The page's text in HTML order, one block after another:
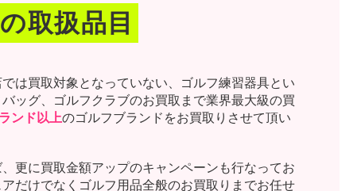
取扱品目
は買取対象となっていない、ゴルフ練習器具とい
ッグ、ゴルフクラブのお買取まで業界最大級の買
ンド以上のゴルフブランドをお買取りさせて頂い
更に買取金額アップのキャンペーンも行なってお
だけでなくゴルフ用品全般のお買取りまでお任せ